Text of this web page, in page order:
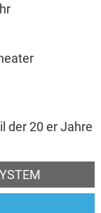
der 20 er Jahre